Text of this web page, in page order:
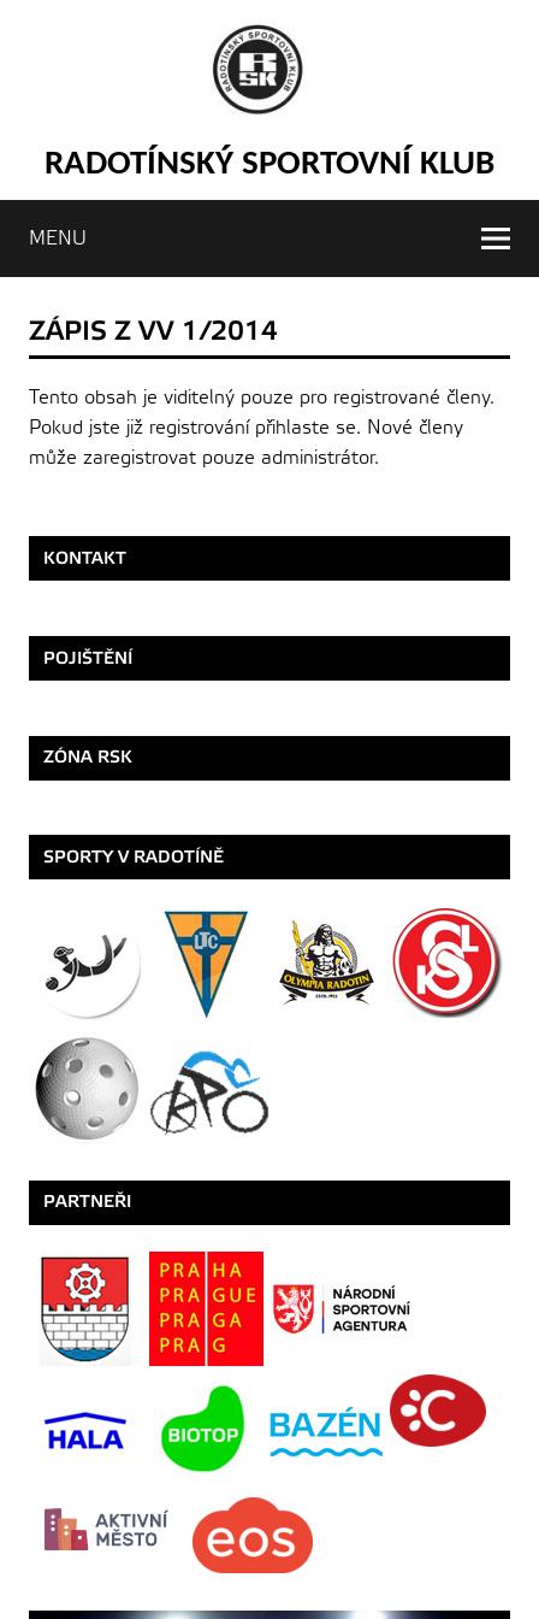
RADOTÍNSKÝ SPORTOVNÍ KLUB
MENU
ZÁPIS Z VV 1/2014
Tento obsah je viditelný pouze pro registrované členy.
Pokud jste již registrování přihlaste se. Nové členy
může zaregistrovat pouze administrátor.
KONTAKT
POJIŠTĚNÍ
ZÓNA RSK
SPORTY V RADOTÍNĚ
PARTNEŘI